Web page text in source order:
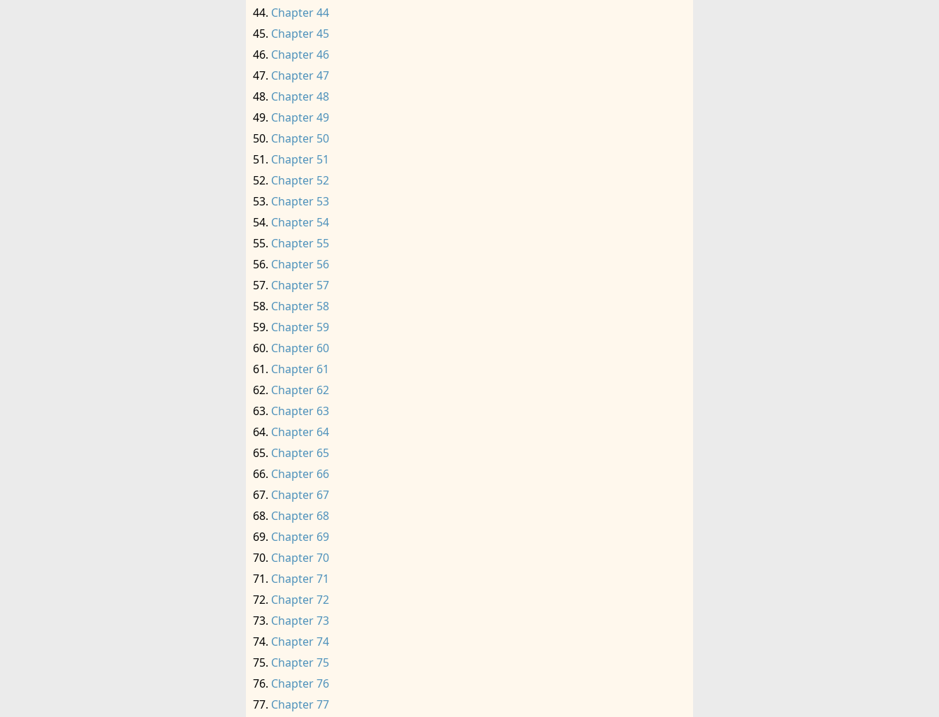
Chapter 44
Chapter 45
Chapter 46
Chapter 47
Chapter 48
Chapter 49
Chapter 50
Chapter 51
Chapter 52
Chapter 53
Chapter 54
Chapter 55
Chapter 56
Chapter 57
Chapter 58
Chapter 59
Chapter 60
Chapter 61
Chapter 62
Chapter 63
Chapter 64
Chapter 65
Chapter 66
Chapter 67
Chapter 68
Chapter 69
Chapter 70
Chapter 71
Chapter 72
Chapter 73
Chapter 74
Chapter 75
Chapter 76
Chapter 77